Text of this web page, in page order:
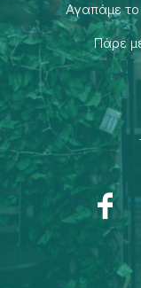
Αγαπάμε
Πάρε